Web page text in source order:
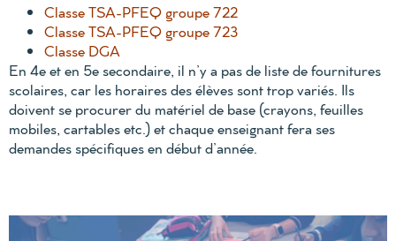
Classe TSA-PFEQ groupe 722
Classe TSA-PFEQ groupe 723
Classe DGA
En 4e et en 5e secondaire, il n’y a pas de liste de fournitures
scolaires, car les horaires des élèves sont trop variés. Ils
doivent se procurer du matériel de base (crayons, feuilles
mobiles, cartables etc.) et chaque enseignant fera ses
demandes spécifiques en début d’année.